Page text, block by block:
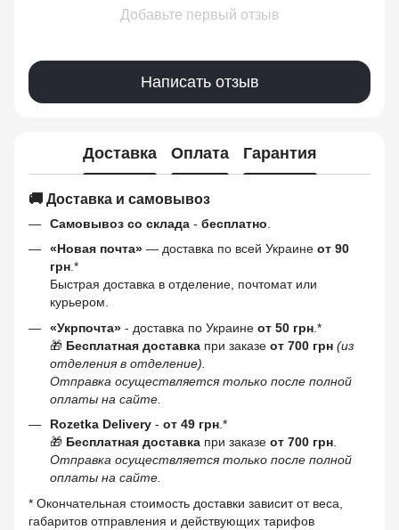
Добавьте первый отзыв
Написать отзыв
Доставка Оплата Гарантия
🚚 Доставка и самовывоз
Самовывоз со склада - бесплатно
«Новая почта» — доставка по всей Украине от 90
грн.*
Быстрая доставка в отделение, почтомат или
курьером.
«Укрпочта» - доставка по Украине от 50 грн .*
🎁 Бесплатная доставка при заказе от 700 грн (из
отделения в отделение).
Отправка осуществляется только после полной
оплаты на сайте.
Rozetka Delivery - от 49 грн .*
🎁 Бесплатная доставка при заказе от 700 грн
Отправка осуществляется только после полной
оплаты на сайте.
* Окончательная стоимость доставки зависит от веса,
габаритов отправления и действующих тарифов